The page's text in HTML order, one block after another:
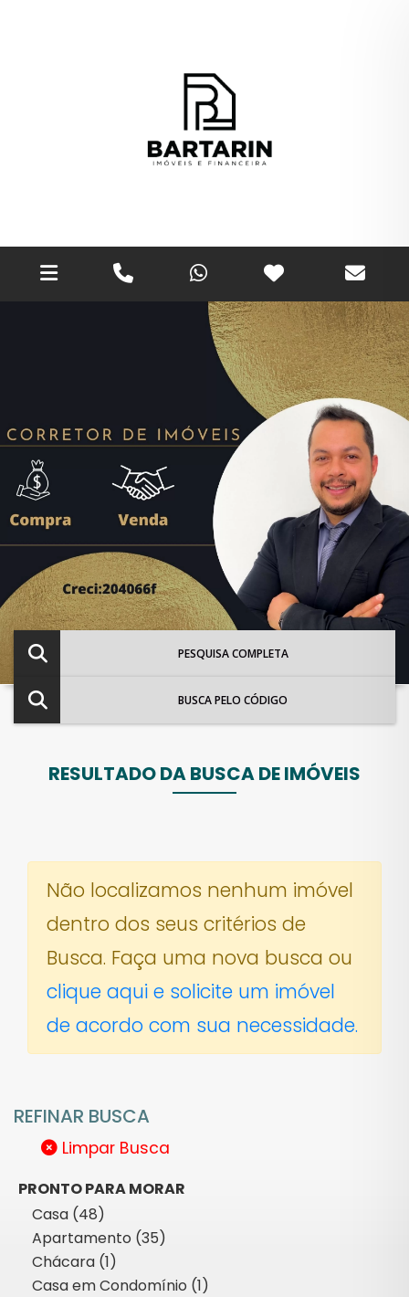
PESQUISA COMPLETA
BUSCA PELO CÓDIGO
RESULTADO DA BUSCA DE IMÓVEIS
Não localizamos nenhum imóvel
dentro dos seus critérios de
Busca. Faça uma nova busca ou
clique aqui e solicite um imóvel
de acordo com sua necessidade.
REFINAR BUSCA
Limpar Busca
PRONTO PARA MORAR
Casa (48)
Apartamento (35)
Chácara (1)
Casa em Condomínio (1)